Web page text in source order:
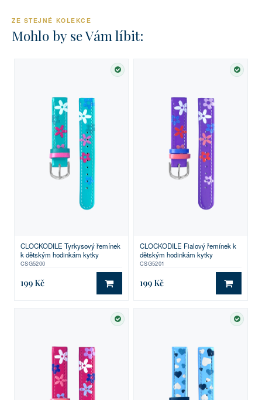
ZE STEJNÉ KOLEKCE
Mohlo by se Vám líbit:
SKLADEM
CLOCKODILE Tyrkysový řemínek
k dětským hodinkám kytky
CSG5200
199 Kč DO KOŠÍKU
CLOCKODILE Fialový řemínek k
dětským hodinkám kytky
CSG5201
199 Kč DO
SKLADEM